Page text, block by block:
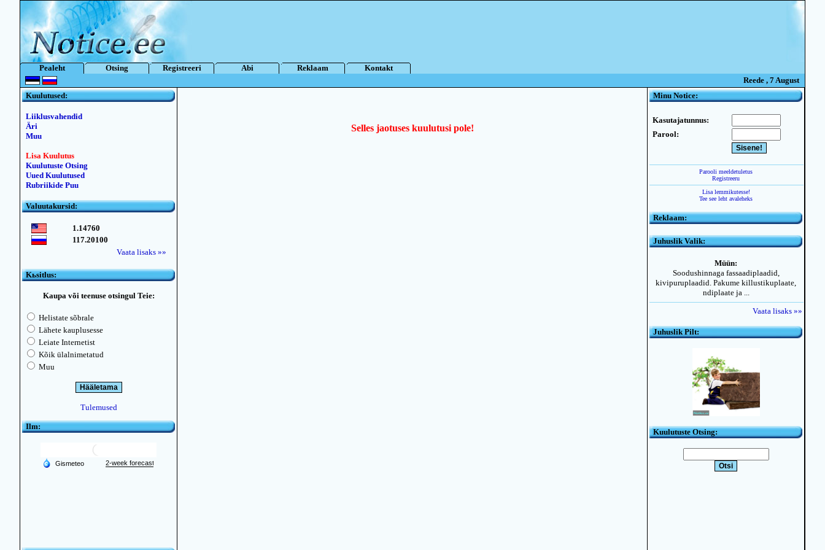
Pealeht Otsing Registreeri Abi Reklaam
Kontakt
Reede , 7 August
Kuulutused:
Liiklusvahendid
Äri
Muu
Lisa Kuulutus
Kuulutuste Otsing
Uued Kuulutused
Rubriikide Puu
Valuutakursid:
1.14760
117.20100
Vaata lisaks »»
Kьsitlus:
Kaupa või teenuse otsingul Teie:
Helistate sõbrale
Lähete kauplusesse
Leiate Internetist
Kõik ülalnimetatud
Muu
Tulemused
Ilm:
Selles jaotuses kuulutusi pole!
Minu Notice:
Kasutajatunnus:
Parool:
Parooli meeldetuletus
Registreeru
Lisa lemmikutesse!
Tee see leht avaleheks
Reklaam:
Juhuslik Valik:
Müün:
Soodushinnaga fassaadiplaadid,
kivipuruplaadid. Pakume killustikuplaate,
ndiplaate ja ...
Vaata lisaks »»
Juhuslik Pilt:
Kuulutuste Otsing: